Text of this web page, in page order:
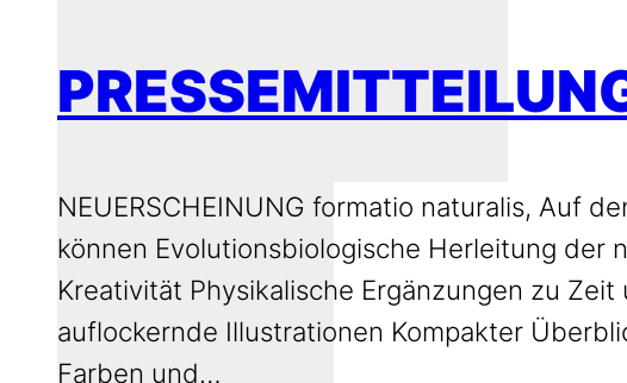
NEUERSCHEINUNG formatio naturalis, Auf
können Evolutionsbiologische Herleitung der
Kreativität Physikalische Ergänzungen zu
auflockernde Illustrationen Kompakter
Farben und…